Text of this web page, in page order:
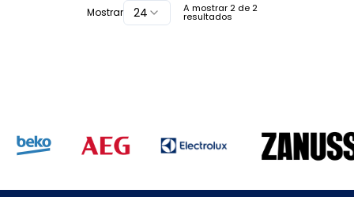
A mostrar 2de 2
resultados
Mostrar 24